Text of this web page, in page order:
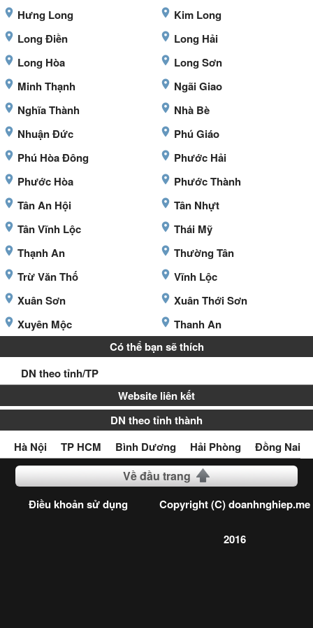
Hưng Long
Kim Long
Long Điền
Long Hải
Long Hòa
Long Sơn
Minh Thạnh
Ngãi Giao
Nghĩa Thành
Nhà Bè
Nhuận Đức
Phú Giáo
Phú Hòa Đông
Phước Hải
Phước Hòa
Phước Thành
Tân An Hội
Tân Nhựt
Tân Vĩnh Lộc
Thái Mỹ
Thạnh An
Thường Tân
Trừ Văn Thố
Vĩnh Lộc
Xuân Sơn
Xuân Thới Sơn
Xuyên Mộc
Thanh An
Có thể bạn sẽ thích
DN theo tỉnh/TP
Website liên kết
DN theo tỉnh thành
Hà Nội
TP HCM Bình Dương Hải Phòng Đồng Nai
Về đầu trang
Điều khoản sử dụng Copyright (C) doanhnghiep.me
2016